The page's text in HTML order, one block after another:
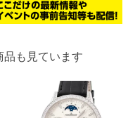
品も見ています